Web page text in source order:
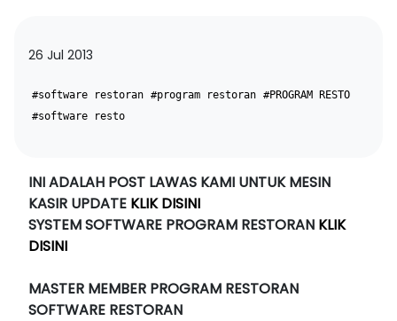
26 Jul 2013
#software restoran #program restoran #PROGRAM RESTO
#software resto
INI ADALAH POST LAWAS KAMI UNTUK MESIN
KASIR UPDATE KLIK DISINI
SYSTEM SOFTWARE PROGRAM RESTORAN KLIK
DISINI
MASTER MEMBER PROGRAM RESTORAN
SOFTWARE RESTORAN